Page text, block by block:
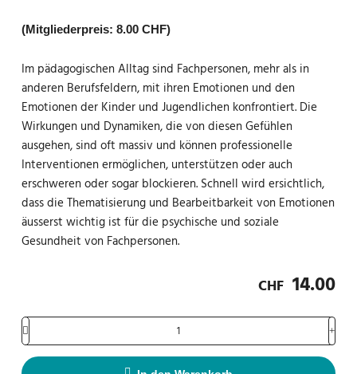
(Mitgliederpreis: 8.00 CHF)
Im pädagogischen Alltag sind Fachpersonen, mehr als in
anderen Berufsfeldern, mit ihren Emotionen und den
Emotionen der Kinder und Jugendlichen konfrontiert. Die
Wirkungen und Dynamiken, die von diesen Gefühlen
ausgehen, sind oft massiv und können professionelle
Interventionen ermöglichen, unterstützen oder auch
erschweren oder sogar blockieren. Schnell wird ersichtlich,
dass die Thematisierung und Bearbeitbarkeit von Emotionen
äusserst wichtig ist für die psychische und soziale
Gesundheit von Fachpersonen.
CHF 14.00